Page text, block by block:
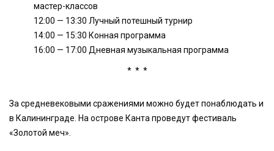
мастер-классов
12:00 — 13:30 Лучный потешный турнир
14:00 — 15:30 Конная программа
16:00 — 17:00 Дневная музыкальная программа
* * *
За средневековыми сражениями можно будет понаблюдать и
в Калининграде. На острове Канта проведут фестиваль
«Золотой меч».